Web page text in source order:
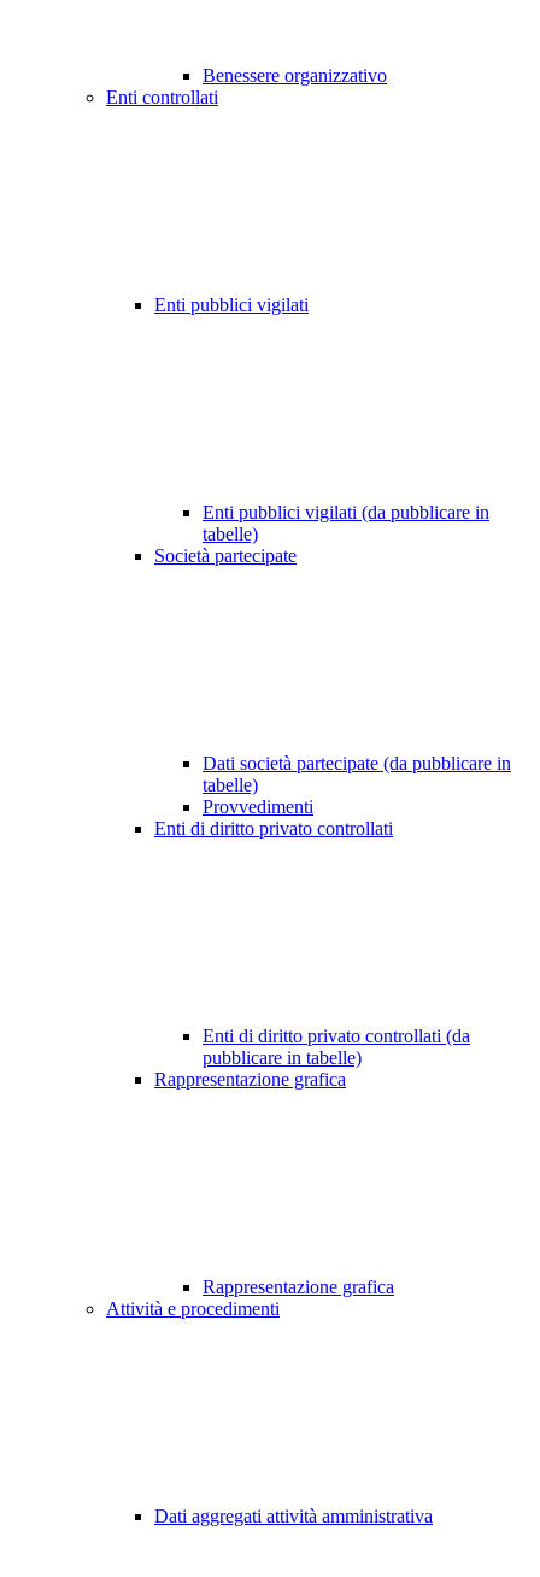
Benessere organizzativo
Enti controllati
Enti pubblici vigilati
Enti pubblici vigilati (da pubblicare in
tabelle)
Società partecipate
Dati società partecipate (da pubblicare in
tabelle)
Provvedimenti
Enti di diritto privato controllati
Enti di diritto privato controllati (da
pubblicare in tabelle)
Rappresentazione grafica
Rappresentazione grafica
Attività e procedimenti
Dati aggregati attività amministrativa